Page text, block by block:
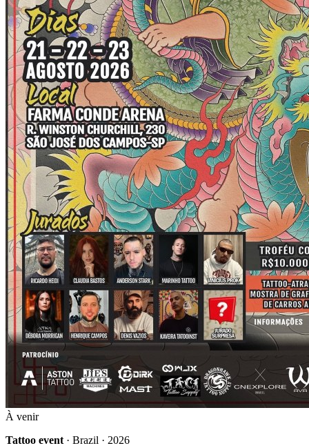
À venir
Tattoo event · Brazil · 2026